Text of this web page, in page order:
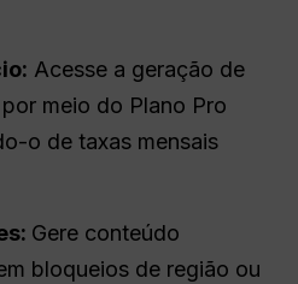
Acesse a geração de
meio do Plano Pro
o de taxas mensais
Gere conteúdo
bloqueios de região ou